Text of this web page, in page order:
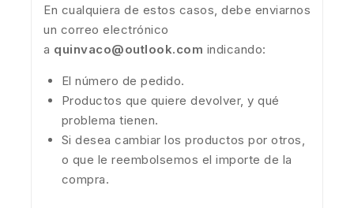
En cualquiera de estos casos, debe enviarnos
un correo electrónico
a quinvaco@outlook.com indicando:
El número de pedido.
Productos que quiere devolver, y qué
problema tienen.
Si desea cambiar los productos por otros,
o que le reembolsemos el importe de la
compra.